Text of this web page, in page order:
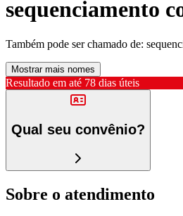
sequenciamento
Também pode ser chamado de:
Mostrar mais nomes
Resultado em até 78 dias úteis
Qual seu convênio?
Sobre o atendimento